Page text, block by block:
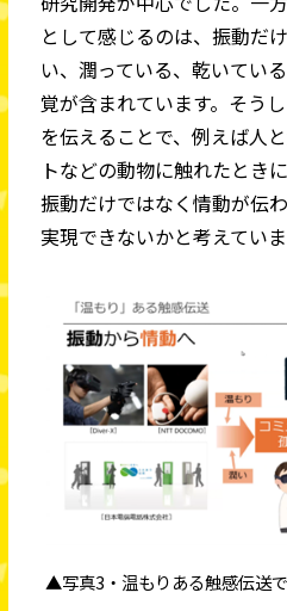
として感じるのは、振動だ
い、潤っている、乾いてい
覚が含まれています。そう
を伝えることで、例えば人
トなどの動物に触れたとき
振動だけではなく情動が伝
実現できないかと考えてい
▲写真3・温もりある触感伝送